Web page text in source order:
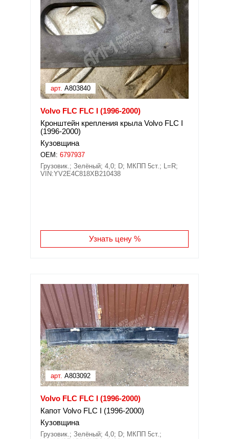
арт. A803840
Volvo FLC FLC I (1996-2000)
Кронштейн крепления крыла Volvo FLC I
(1996-2000)
Кузовщина
OEM: 6797937
Грузовик.; Зелёный; 4,0; D; МКПП 5ст.; L=R;
VIN:YV2E4C818XB210438
Узнать цену %
арт. A803092
Volvo FLC FLC I (1996-2000)
Капот Volvo FLC I (1996-2000)
Кузовщина
Грузовик.; Зелёный; 4,0; D; МКПП 5ст.;